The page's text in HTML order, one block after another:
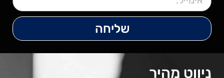
שליחה
ניווט מהיר